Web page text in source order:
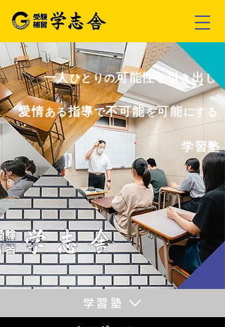
一人ひとりの可能性を引き出 し
愛情ある指導で不可能を可能にする
学習塾
学習塾